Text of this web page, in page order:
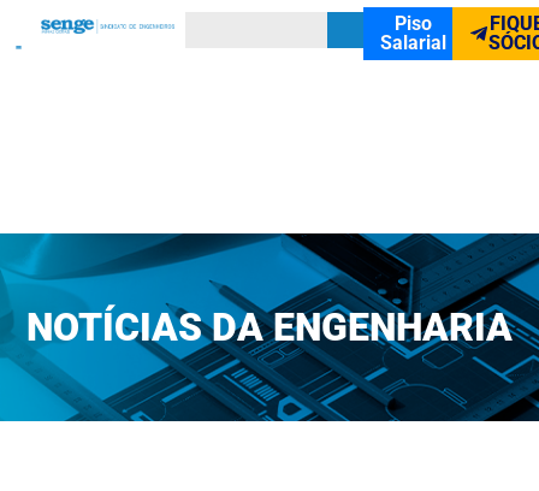
Piso
Salarial
NOTÍCIAS DA ENGENHARIA